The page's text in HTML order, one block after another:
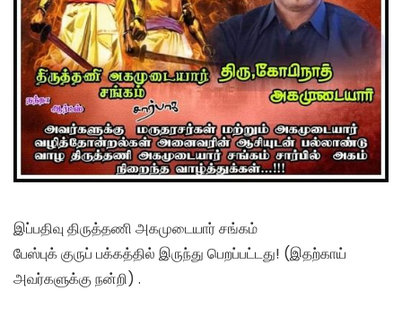
இப்பதிவு திருத்தணி அகமுடையார் சங்கம்
பேஸ்புக் குருப் பக்கத்தில் இருந்து பெறப்பட்டது! (இதற்காய்
அவர்களுக்கு நன்றி) .